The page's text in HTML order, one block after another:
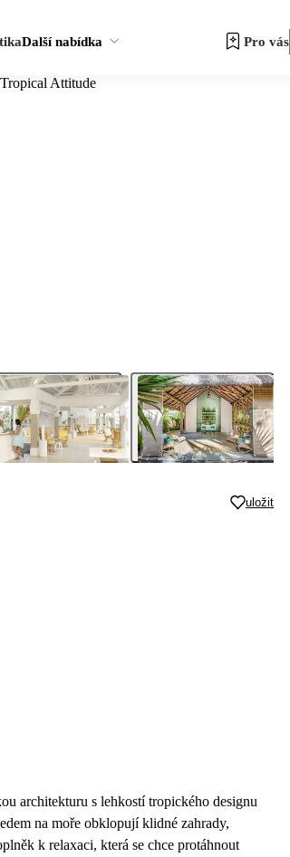
Další nabídka Pro vás
Attitude
uložit
architekturu s lehkostí tropického designu
na moře obklopují klidné zahrady,
k relaxaci, která se chce protáhnout